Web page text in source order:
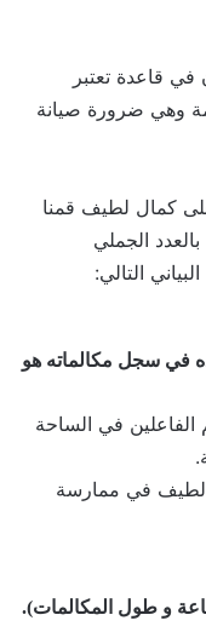
في قاعدة تعتبر
وهي ضرورة صيانة
كمال لطيف قمنا
الجملي
التالي:
في سجل مكالماته هو
في الساحة
لطيف في ممارسة
و طول المكالمات).